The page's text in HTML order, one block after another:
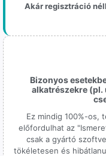
Akár regisztráció
Bizonyos
alkatrészekre (pl.
Ez mindig 100%-os,
előfordulhat az
csak a gyártó
tökéletesen és